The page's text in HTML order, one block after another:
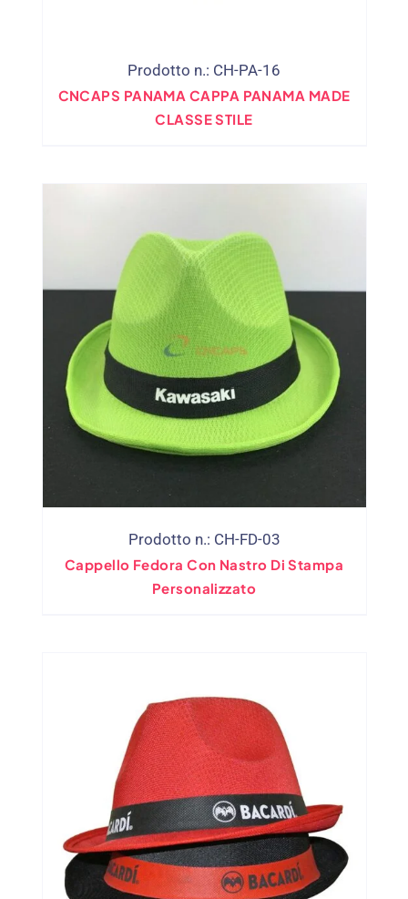
Prodotto n.: CH-PA-16
CNCAPS PANAMA CAPPA PANAMA MADE
CLASSE STILE
Prodotto n.: CH-FD-03
Cappello Fedora Con Nastro Di Stampa
Personalizzato